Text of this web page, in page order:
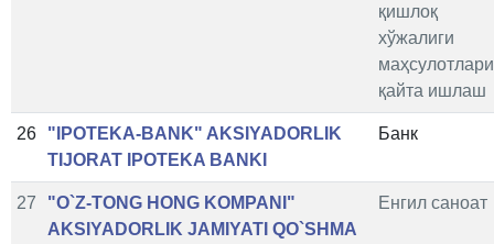
қишлоқ
хўжалиги
қайта ишлаш
26
"IPOTEKA-BANK" AKSIYADORLIK
TIJORAT IPOTEKA BANKI
Банк
27
"O`Z-TONG HONG KOMPANI"
AKSIYADORLIK JAMIYATI QO`SHMA
Енгил саноат